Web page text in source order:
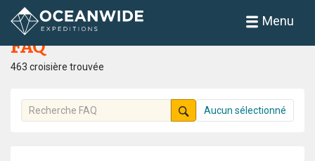
Menu
Accueil
FAQ
463 croisière trouvée
Aucun sélectionné